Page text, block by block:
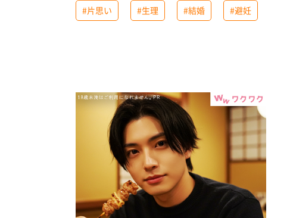
#片思い #生理 #結婚 #避妊